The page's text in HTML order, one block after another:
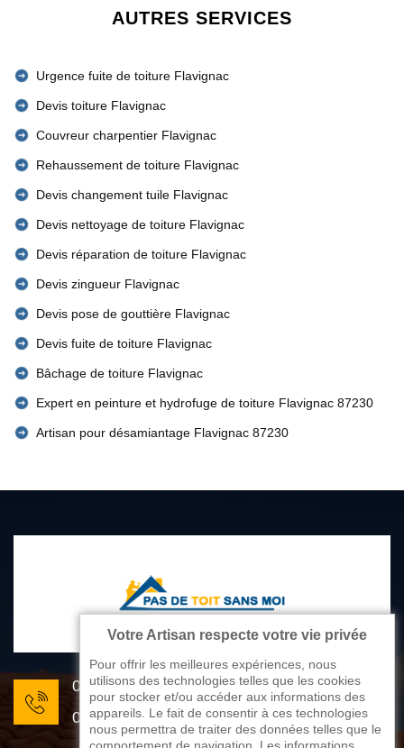
AUTRES SERVICES
Urgence fuite de toiture Flavignac
Devis toiture Flavignac
Couvreur charpentier Flavignac
Rehaussement de toiture Flavignac
Devis changement tuile Flavignac
Devis nettoyage de toiture Flavignac
Devis réparation de toiture Flavignac
Devis zingueur Flavignac
Devis pose de gouttière Flavignac
Devis fuite de toiture Flavignac
Bâchage de toiture Flavignac
Expert en peinture et hydrofuge de toiture Flavignac 87230
Artisan pour désamiantage Flavignac 87230
05 33 06 22 81
07 80 33 28 62
Votre Artisan respecte votre vie privée
Pour offrir les meilleures expériences, nous
utilisons des technologies telles que les cookies
pour stocker et/ou accéder aux informations des
appareils. Le fait de consentir à ces technologies
nous permettra de traiter des données telles que le